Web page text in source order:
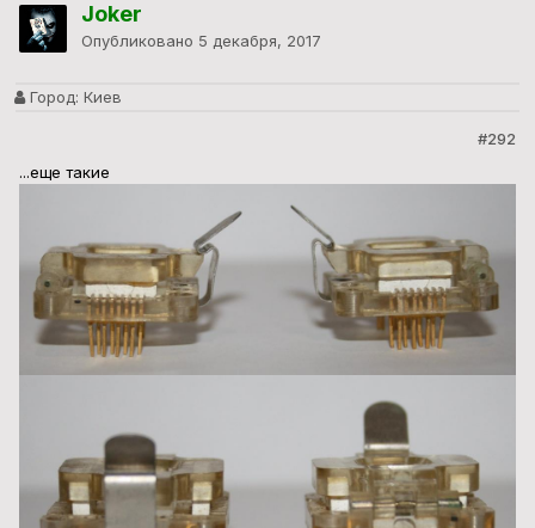
Joker
Опубликовано 5 декабря, 2017
Город: Киев
#292
...еще такие